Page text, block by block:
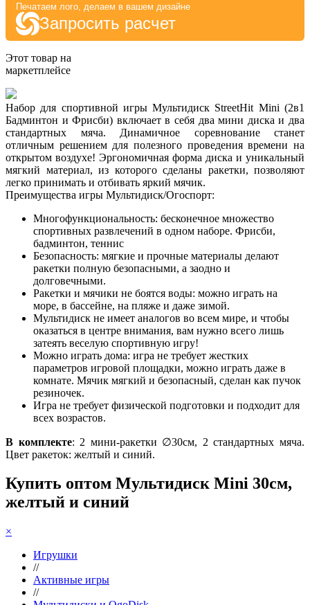
Печатаем лого, делаем в вашем дизайне
Запросить расчет
Этот товар на
маркетплейсе
Набор для спортивной игры Мультидиск StreetHit Mini (2в1
Бадминтон и Фрисби) включает в себя два мини диска и два
стандартных мяча. Динамичное соревнование станет
отличным решением для полезного проведения времени на
открытом воздухе! Эргономичная форма диска и уникальный
мягкий материал, из которого сделаны ракетки, позволяют
легко принимать и отбивать яркий мячик.
Преимущества игры Мультидиск/Огоспорт:
Многофункциональность: бесконечное множество
спортивных развлечений в одном наборе. Фрисби,
бадминтон, теннис
Безопасность: мягкие и прочные материалы делают
ракетки полную безопасными, а заодно и
долговечными.
Ракетки и мячики не боятся воды: можно играть на
море, в бассейне, на пляже и даже зимой.
Мультидиск не имеет аналогов во всем мире, и чтобы
оказаться в центре внимания, вам нужно всего лишь
затеять веселую спортивную игру!
Можно играть дома: игра не требует жестких
параметров игровой площадки, можно играть даже в
комнате. Мячик мягкий и безопасный, сделан как пучок
резиночек.
Игра не требует физической подготовки и подходит для
всех возрастов.
В комплекте: 2 мини-ракетки ∅30см, 2 стандартных мяча.
Цвет ракеток: желтый и синий.
Купить оптом Мультидиск Mini 30см,
желтый и синий
×
Игрушки
//
Активные игры
//